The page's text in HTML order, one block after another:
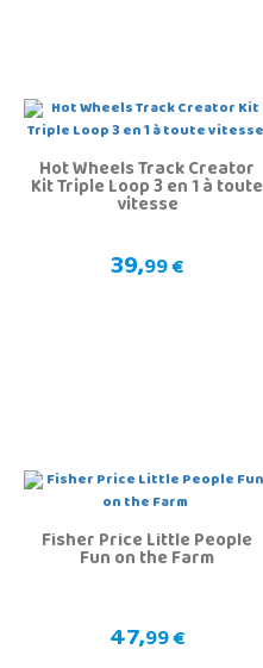
Hot Wheels Track Creator
Kit Triple Loop 3 en 1 à toute
vitesse
39,99 €
Fisher Price Little People
Fun on the Farm
47,99 €